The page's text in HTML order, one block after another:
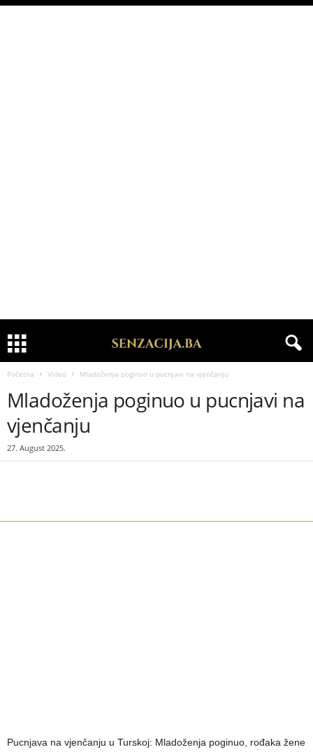
Početna Video Mladoženja poginuo u pucnjavi na vjenčanju
Mladoženja poginuo u pucnjavi na
vjenčanju
27. August 2025.
Pucnjava na vjenčanju u Turskoj: Mladoženja poginuo, rođaka žene